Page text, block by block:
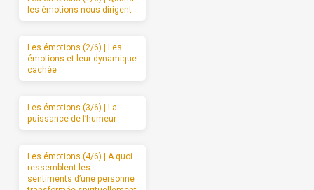
les émotions nous dirigent
Les émotions (2/6) | Les
émotions et leur dynamique
cachée
Les émotions (3/6) | La
puissance de l’humeur
Les émotions (4/6) | A quoi
ressemblent les
sentiments d’une personne